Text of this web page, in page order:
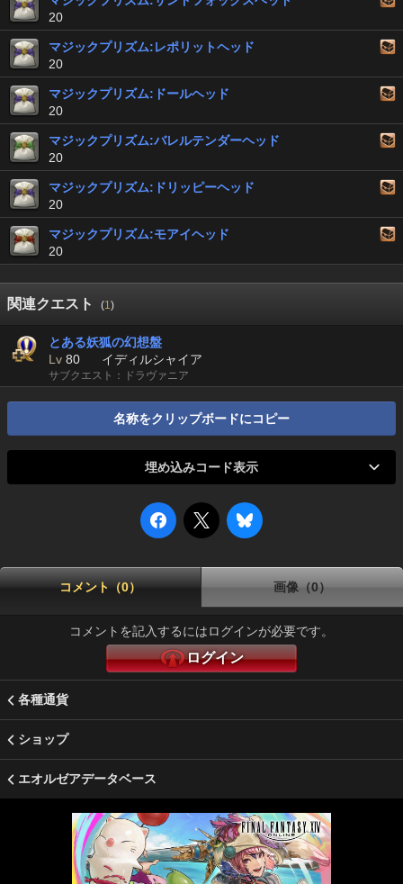
20
マジックプリズム:レポリットヘッド
20
マジックプリズム:ドールヘッド
20
マジックプリズム:バレルテンダーヘッド
20
マジックプリズム:ドリッピーヘッド
20
マジックプリズム:モアイヘッド
20
関連クエスト (1)
とある妖狐の幻想盤
Lv 80 イディルシャイア
サブクエスト：ドラヴァニア
名称をクリップボードにコピー
埋め込みコード表示
コメント（0） 画像（0）
コメントを記入するにはログインが必要です。
ログイン
各種通貨
ショップ
エオルゼアデータベース